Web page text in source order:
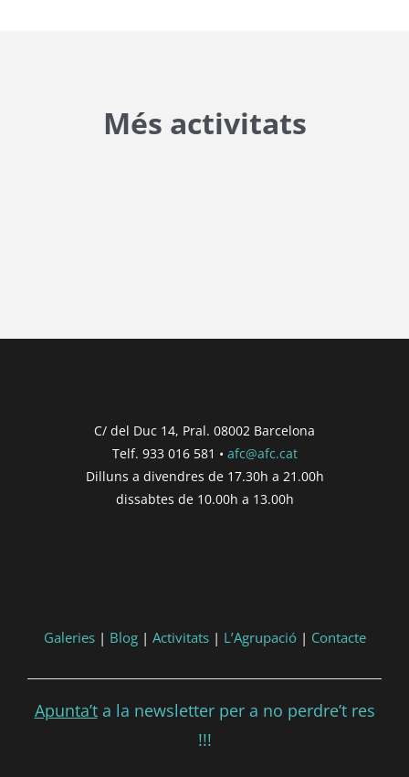
Més activitats
'DD/MM/YYYY') }}
Finalització de participació |{{
formatDate(post.end, 'YYYY-MM-DD',
'DD/MM/YYYY') }}
C/ del Duc 14, Pral. 08002 Barcelona
Telf. 933 016 581 • afc@afc.cat
Dilluns a divendres de 17.30h a 21.00h
dissabtes de 10.00h a 13.00h
Galeries| Blog| Activitats| L’Agrupació| Contacte
Apunta’ta la newsletter per a no perdre’t res
!!!